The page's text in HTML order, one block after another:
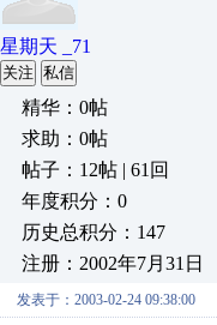
星期天 _71
关注 私信
精华：0帖
求助：0帖
帖子：12帖 | 61回
年度积分：0
历史总积分：147
注册：2002年7月31日
发表于：2003-02-24 09:38:00